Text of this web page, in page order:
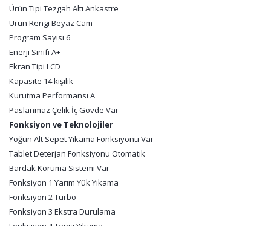
Ürün Tipi Tezgah Altı Ankastre
Ürün Rengi Beyaz Cam
Program Sayısı 6
Enerji Sınıfı A+
Ekran Tipi LCD
Kapasite 14 kişilik
Kurutma Performansı A
Paslanmaz Çelik İç Gövde Var
Fonksiyon ve Teknolojiler
Yoğun Alt Sepet Yıkama Fonksiyonu Var
Tablet Deterjan Fonksiyonu Otomatik
Bardak Koruma Sistemi Var
Fonksiyon 1 Yarım Yük Yıkama
Fonksiyon 2 Turbo
Fonksiyon 3 Ekstra Durulama